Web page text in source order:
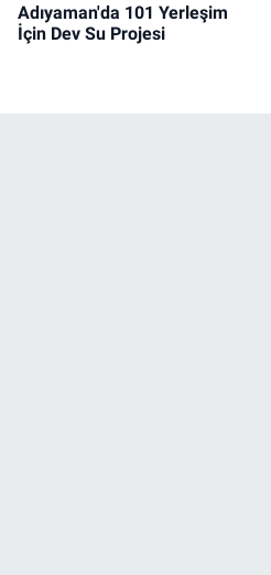
Adıyaman'da 101 Yerleşim
İçin Dev Su Projesi